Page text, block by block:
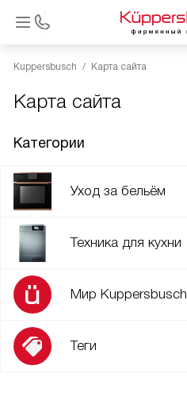
Kuppersbusch Карта сайта
Карта сайта
Категории
Уход за бельём
Техника для кухни
Мир Kuppersbusch
Теги